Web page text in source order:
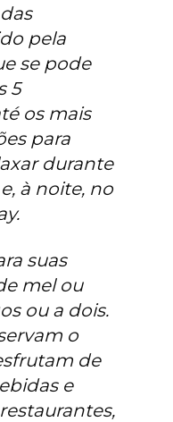
pela
se pode
5
os mais
para
durante
à noite, no
suas
mel ou
ou a dois.
o
de
e